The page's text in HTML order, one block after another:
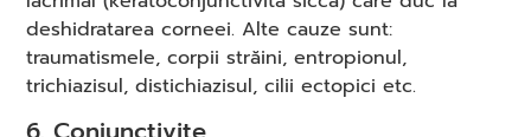
deshidratarea corneei. Alte cauze sunt:
traumatismele, corpii străini, entropionul,
trichiazisul, distichiazisul, cilii ectopici etc.